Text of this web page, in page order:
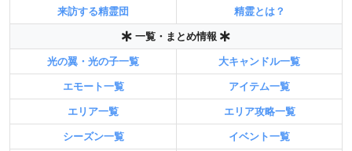
来訪する精霊団 精霊とは？
一覧・まとめ情報
光の翼・光の子一覧 大キャンドル一覧
エモート一覧 アイテム一覧
エリア一覧 エリア攻略一覧
シーズン一覧 イベント一覧